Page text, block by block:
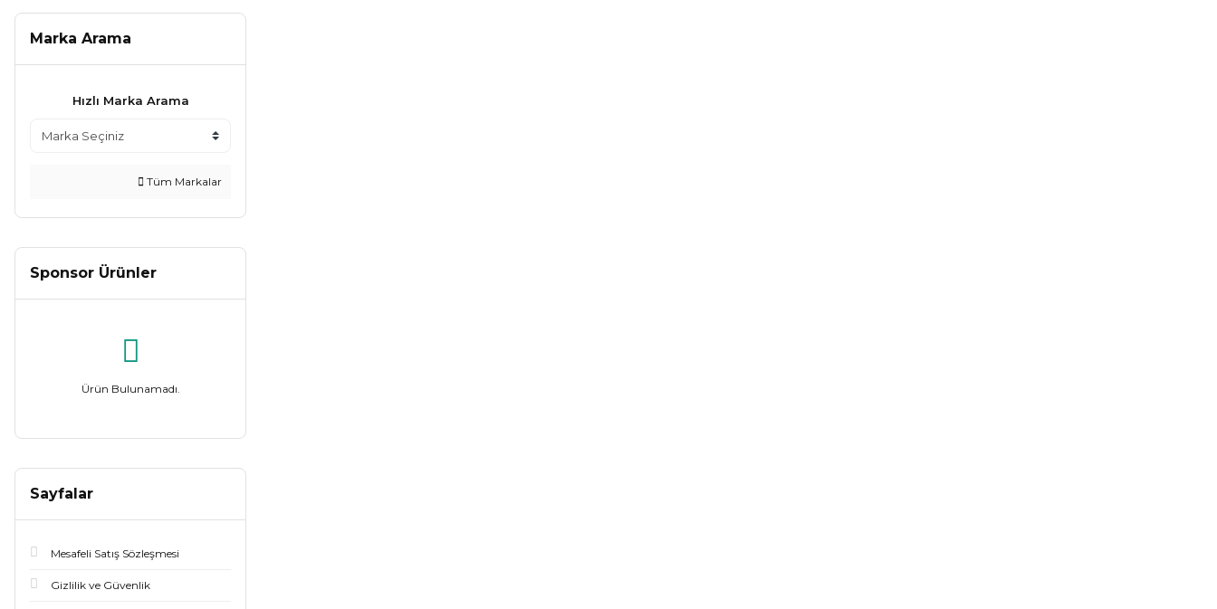
Marka Arama
Hızlı Marka Arama
Tüm Markalar
Sponsor Ürünler
Ürün Bulunamadı.
Sayfalar
Mesafeli Satış Sözleşmesi
Gizlilik ve Güvenlik